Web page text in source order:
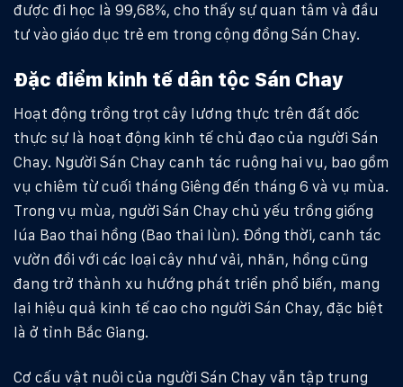
được đi học là 99,68%, cho thấy sự quan tâm và đầu
tư vào giáo dục trẻ em trong cộng đồng Sán Chay.
Đặc điểm kinh tế dân tộc Sán Chay
Hoạt động trồng trọt cây lương thực trên đất dốc
thực sự là hoạt động kinh tế chủ đạo của người Sán
Chay. Người Sán Chay canh tác ruộng hai vụ, bao gồm
vụ chiêm từ cuối tháng Giêng đến tháng 6 và vụ mùa.
Trong vụ mùa, người Sán Chay chủ yếu trồng giống
lúa Bao thai hồng (Bao thai lùn). Đồng thời, canh tác
vườn đồi với các loại cây như vải, nhãn, hồng cũng
đang trở thành xu hướng phát triển phổ biến, mang
lại hiệu quả kinh tế cao cho người Sán Chay, đặc biệt
là ở tỉnh Bắc Giang.
Cơ cấu vật nuôi của người Sán Chay vẫn tập trung